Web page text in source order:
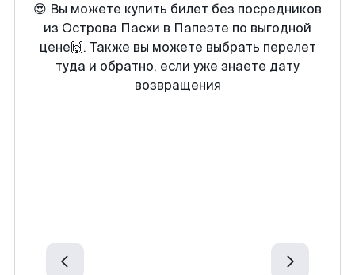
😍 Вы можете купить билет без посредников
из Острова Пасхи в Папеэте по выгодной
цене🙌. Также вы можете выбрать перелет
туда и обратно, если уже знаете дату
возвращения